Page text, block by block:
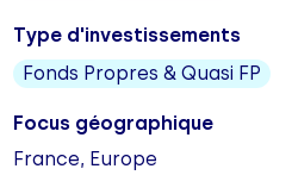
Type d'investissements
Fonds Propres & Quasi FP
Focus géographique
France, Europe